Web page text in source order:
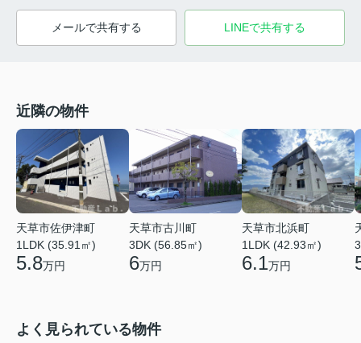
メールで共有する LINEで共有する
近隣の物件
天草市佐伊津町
1LDK (35.91㎡)
5.8万円
天草市古川町
3DK (56.85㎡)
6万円
天草市北浜町
1LDK (42.93㎡)
6.1万円
よく見られている物件